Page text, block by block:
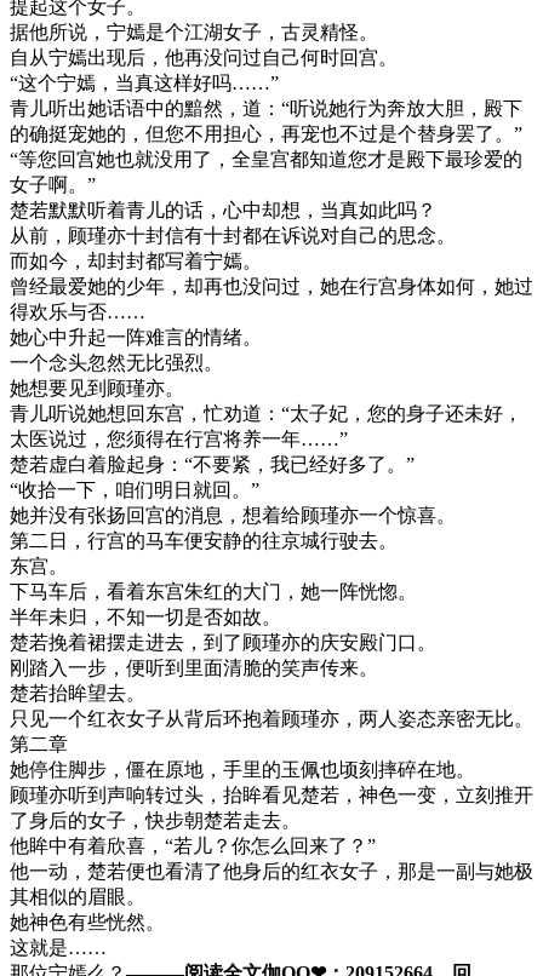
提起这个女子。
据他所说，宁嫣是个江湖女子，古灵精怪。
自从宁嫣出现后，他再没问过自己何时回宫。
“这个宁嫣，当真这样好吗……”
青儿听出她话语中的黯然，道：“听说她行为奔放大胆，殿下
的确挺宠她的，但您不用担心，再宠也不过是个替身罢了。”
“等您回宫她也就没用了，全皇宫都知道您才是殿下最珍爱的
女子啊。”
楚若默默听着青儿的话，心中却想，当真如此吗？
从前，顾瑾亦十封信有十封都在诉说对自己的思念。
而如今，却封封都写着宁嫣。
曾经最爱她的少年，却再也没问过，她在行宫身体如何，她过
得欢乐与否……
她心中升起一阵难言的情绪。
一个念头忽然无比强烈。
她想要见到顾瑾亦。
青儿听说她想回东宫，忙劝道：“太子妃，您的身子还未好，
太医说过，您须得在行宫将养一年……”
楚若虚白着脸起身：“不要紧，我已经好多了。”
“收拾一下，咱们明日就回。”
她并没有张扬回宫的消息，想着给顾瑾亦一个惊喜。
第二日，行宫的马车便安静的往京城行驶去。
东宫。
下马车后，看着东宫朱红的大门，她一阵恍惚。
半年未归，不知一切是否如故。
楚若挽着裙摆走进去，到了顾瑾亦的庆安殿门口。
刚踏入一步，便听到里面清脆的笑声传来。
楚若抬眸望去。
只见一个红衣女子从背后环抱着顾瑾亦，两人姿态亲密无比。
第二章
她停住脚步，僵在原地，手里的玉佩也顷刻摔碎在地。
顾瑾亦听到声响转过头，抬眸看见楚若，神色一变，立刻推开
了身后的女子，快步朝楚若走去。
他眸中有着欣喜，“若儿？你怎么回来了？”
他一动，楚若便也看清了他身后的红衣女子，那是一副与她极
其相似的眉眼。
她神色有些恍然。
这就是……